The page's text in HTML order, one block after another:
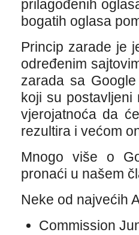
prilagođenih
bogatih oglasa
Princip zarade je
određenim
zarada sa
koji su
vjerojatnoća da
rezultira i većom
Mnogo više o
pronaći u našem
Neke od najvećih
Commission